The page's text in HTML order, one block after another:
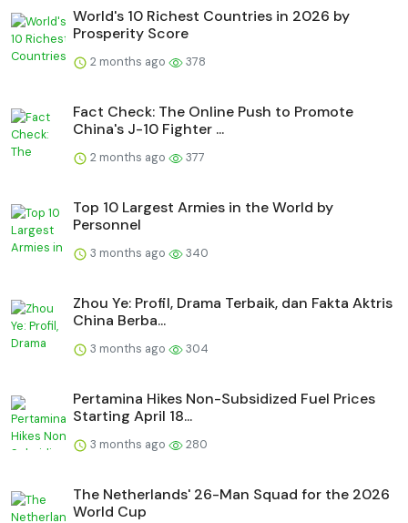
World's 10 Richest Countries in 2026 by
Prosperity Score
2 months ago 378
Fact Check: The Online Push to Promote
China's J-10 Fighter ...
2 months ago 377
Top 10 Largest Armies in the World by
Personnel
3 months ago 340
Zhou Ye: Profil, Drama Terbaik, dan Fakta Aktris
China Berba...
3 months ago 304
Pertamina Hikes Non-Subsidized Fuel Prices
Starting April 18...
3 months ago 280
The Netherlands' 26-Man Squad for the 2026
World Cup